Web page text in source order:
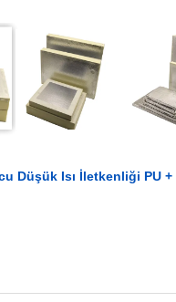
Düşük Isı İletkenliği PU +